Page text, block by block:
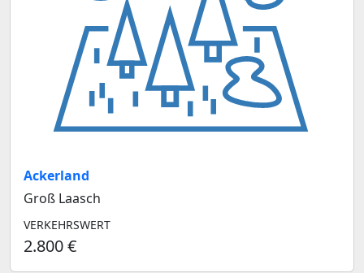
Ackerland
Groß Laasch
VERKEHRSWERT
2.800 €